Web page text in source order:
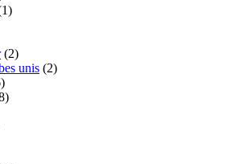
(2)
unis (2)